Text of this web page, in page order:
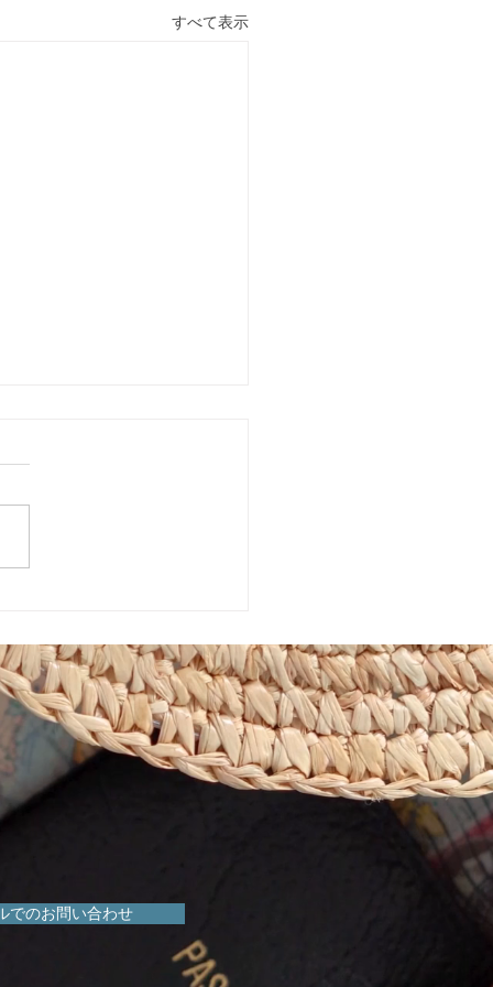
すべて表示
でのお問い合わせ